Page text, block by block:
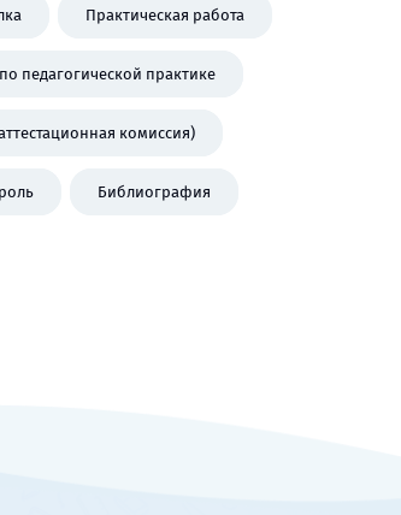
Практическая работа
педагогической практике
комиссия)
Библиография